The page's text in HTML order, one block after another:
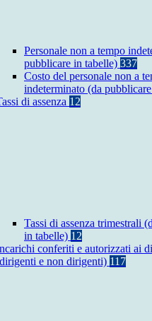
Personale non a tempo
pubblicare in tabelle) 337
Costo del personale non a
indeterminato (da
di assenza 12
Tassi di assenza trimestrali
in tabelle) 12
conferiti e autorizzati ai
e non dirigenti) 117